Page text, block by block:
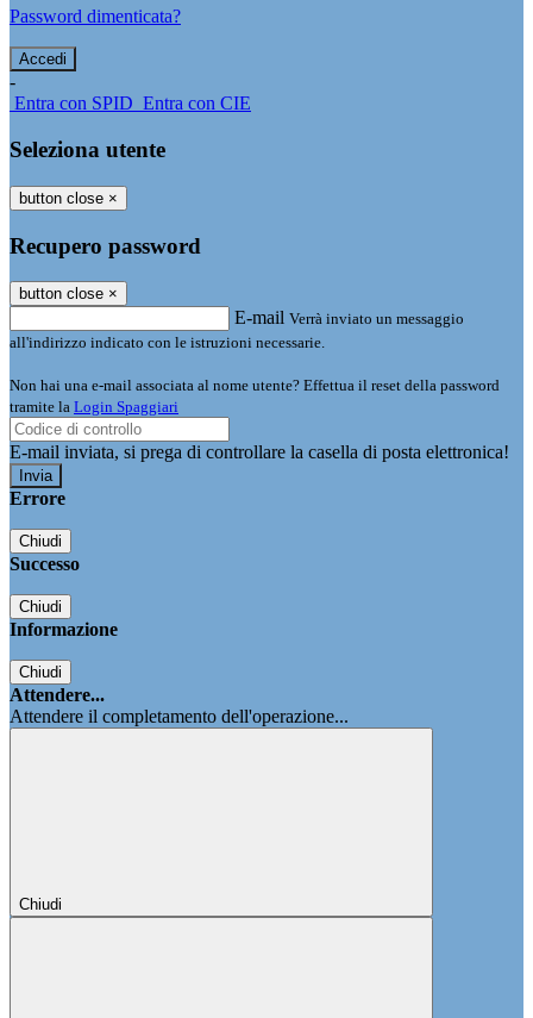
Password dimenticata?
-
Entra con SPID Entra con CIE
Seleziona utente
button close ×
Recupero password
button close ×
E-mail Verrà inviato un messaggio
all'indirizzo indicato con le istruzioni necessarie.
Non hai una e-mail associata al nome utente? Effettua il reset della password
tramite la Login Spaggiari
E-mail inviata, si prega di controllare la casella di posta elettronica!
Errore
Chiudi
Successo
Chiudi
Informazione
Chiudi
Attendere...
Attendere il completamento dell'operazione...
Chiudi